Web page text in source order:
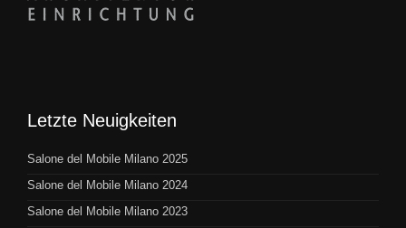
Letzte Neuigkeiten
Salone del Mobile Milano 2025
Salone del Mobile Milano 2024
Salone del Mobile Milano 2023